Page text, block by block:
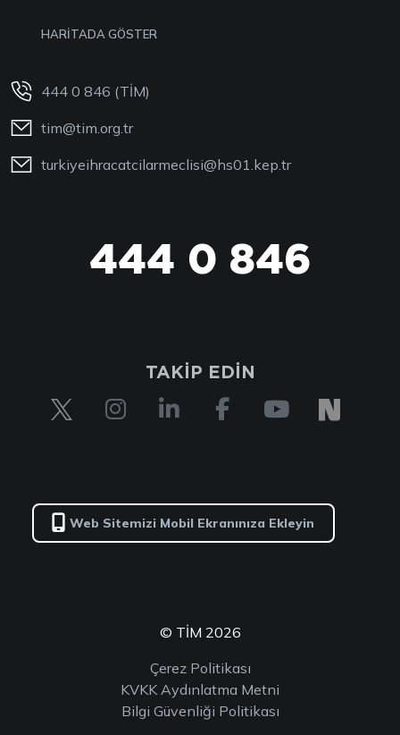
HARİTADA GÖSTER
444 0 846 (TİM)
tim@tim.org.tr
turkiyeihracatcilarmeclisi@hs01.kep.tr
444 0 846
TAKİP EDİN
Web Sitemizi Mobil Ekranınıza Ekleyin
© TİM 2026
Çerez Politikası
KVKK Aydınlatma Metni
Bilgi Güvenliği Politikası